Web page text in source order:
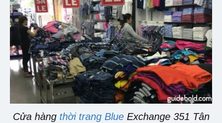
Cửa hàng thời trang BlueExchange 351 Tân